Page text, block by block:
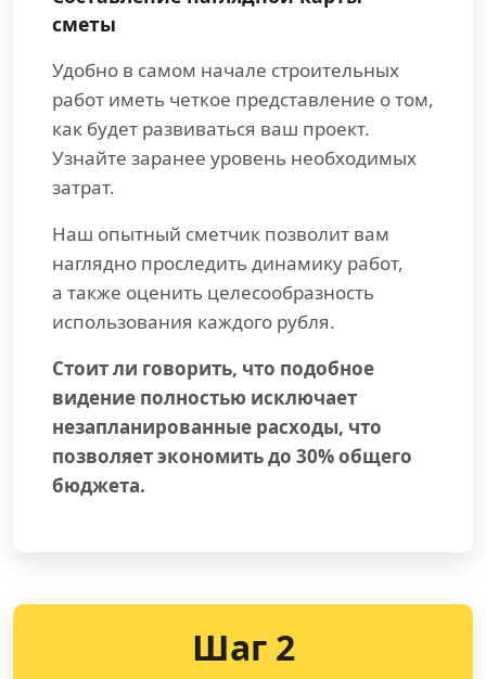
сметы
Удобно в самом начале строительных
работ иметь четкое представление о том,
как будет развиваться ваш проект.
Узнайте заранее уровень необходимых
затрат.
Наш опытный сметчик позволит вам
наглядно проследить динамику работ,
а также оценить целесообразность
использования каждого рубля.
Стоит ли говорить, что подобное
видение полностью исключает
незапланированные расходы, что
позволяет экономить до 30% общего
бюджета.
Шаг 2